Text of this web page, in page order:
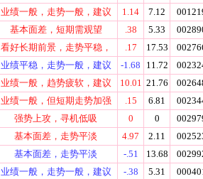
业绩一般，走势一般，建议 1.14 7.12
基本面差，短期需观望 .38 5.33
看好长期前景，走势平稳， .17 17.53
业绩平稳，走势一般，建议 -1.68 11.72
业绩一般，趋势疲软，建议 10.01 21.76
业绩一般，但短期走势加强 .15 6.81
强势上攻，寻机低吸 0 0
基本面差，走势平淡 4.97 2.11
基本面差，走势平淡 -.51 13.68
业绩一般，走势一般，建议 -.38 5.31